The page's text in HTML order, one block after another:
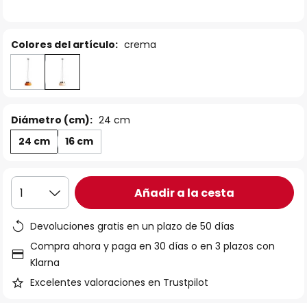
Colores del artículo: crema
Diámetro (cm): 24 cm
24 cm
16 cm
1 Añadir a la cesta
Devoluciones gratis en un plazo de 50 días
Compra ahora y paga en 30 días o en 3 plazos con
Klarna
Excelentes valoraciones en Trustpilot